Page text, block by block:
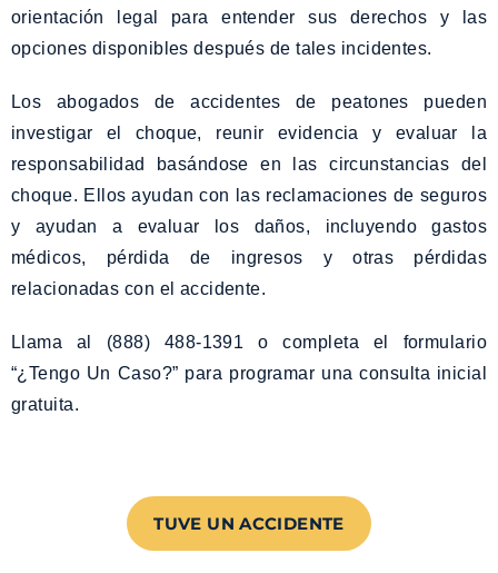
orientación legal para entender sus derechos y las
opciones disponibles después de tales incidentes.
Los abogados de accidentes de peatones pueden
investigar el choque, reunir evidencia y evaluar la
responsabilidad basándose en las circunstancias del
choque. Ellos ayudan con las reclamaciones de seguros
y ayudan a evaluar los daños, incluyendo gastos
médicos, pérdida de ingresos y otras pérdidas
relacionadas con el accidente.
Llama al (888) 488-1391 o completa el formulario
“¿Tengo Un Caso?” para programar una consulta inicial
gratuita.
TUVE UN ACCIDENTE